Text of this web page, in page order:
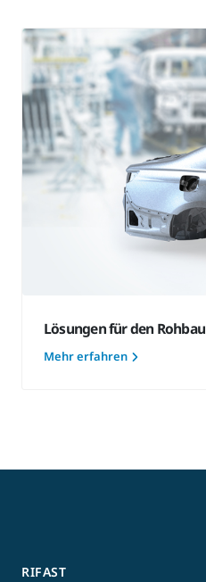
Lösungen für den Rohbau
Mehr erfahren
RIFAST